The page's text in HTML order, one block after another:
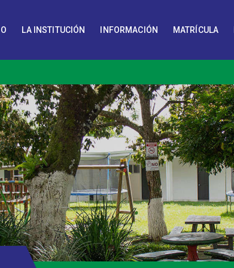
LA INSTITUCIÓN INFORMACIÓN MATRÍCULA